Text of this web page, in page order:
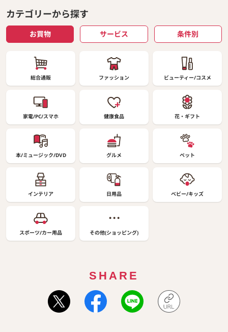
カテゴリーから探す
お買物 サービス 条件別
総合通販 ファッション ビューティー/コスメ
家電/PC/スマホ 健康食品 花・ギフト
本/ミュージック/DVD グルメ ペット
インテリア 日用品 ベビー/キッズ
スポーツ/カー用品 その他(ショッピング)
SHARE